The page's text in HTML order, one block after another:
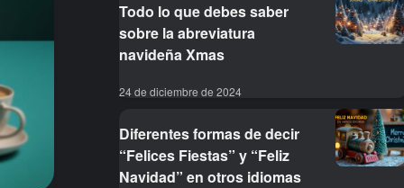
Todo lo que debes saber
sobre la abreviatura
navideña Xmas
24 de diciembre de 2024
Diferentes formas de decir
“Felices Fiestas” y “Feliz
Navidad” en otros idiomas